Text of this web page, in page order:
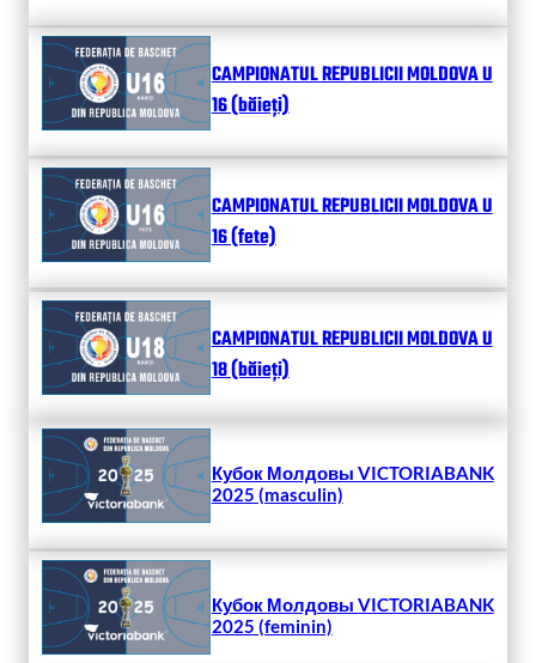
CAMPIONATUL REPUBLICII MOLDOVA U
16 (băieți)
CAMPIONATUL REPUBLICII MOLDOVA U
16 (fete)
CAMPIONATUL REPUBLICII MOLDOVA U
18 (băieți)
Кубок Молдовы VICTORIABANK
2025 (masculin)
Кубок Молдовы VICTORIABANK
2025 (feminin)